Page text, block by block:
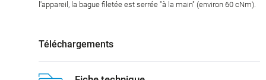
l'appareil, la bague filetée est serrée "à la main" (environ 60 cNm).
Téléchargements